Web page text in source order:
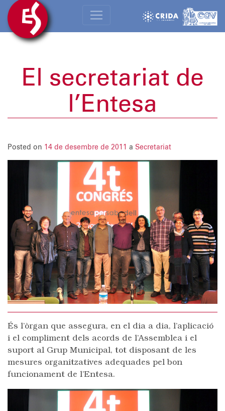
El secretariat de
l’Entesa
Posted on 14 de desembre de 2011 a Secretariat
És l’òrgan que assegura, en el dia a dia, l’aplicació
i el compliment dels acords de l’Assemblea i el
suport al Grup Municipal, tot disposant de les
mesures organitzatives adequades pel bon
funcionament de l’Entesa.